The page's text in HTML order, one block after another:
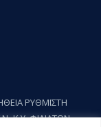
ΡΥΘΜΙΣΤΗ
Κ.Υ. ΦΙΛΙΑΤΩΝ